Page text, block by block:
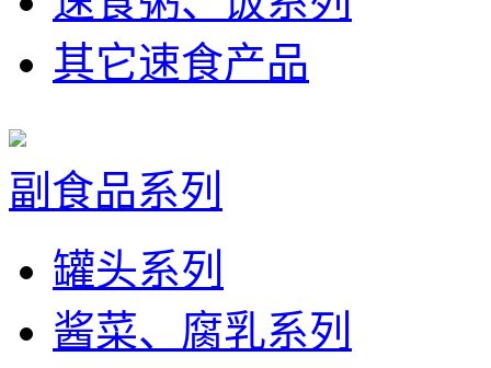
其它速食产品
副食品系列
罐头系列
酱菜、腐乳系列